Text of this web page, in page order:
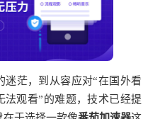
迷茫，到从容应对“在国外看
法观看”的难题，技术已经提